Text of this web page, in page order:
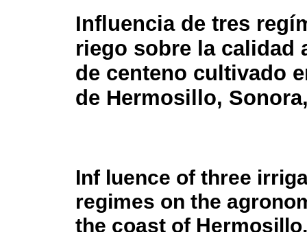
Influencia de tres
riego sobre la calidad
de centeno cultivado
de Hermosillo,
Inf luence of three
regimes on the
the coast of